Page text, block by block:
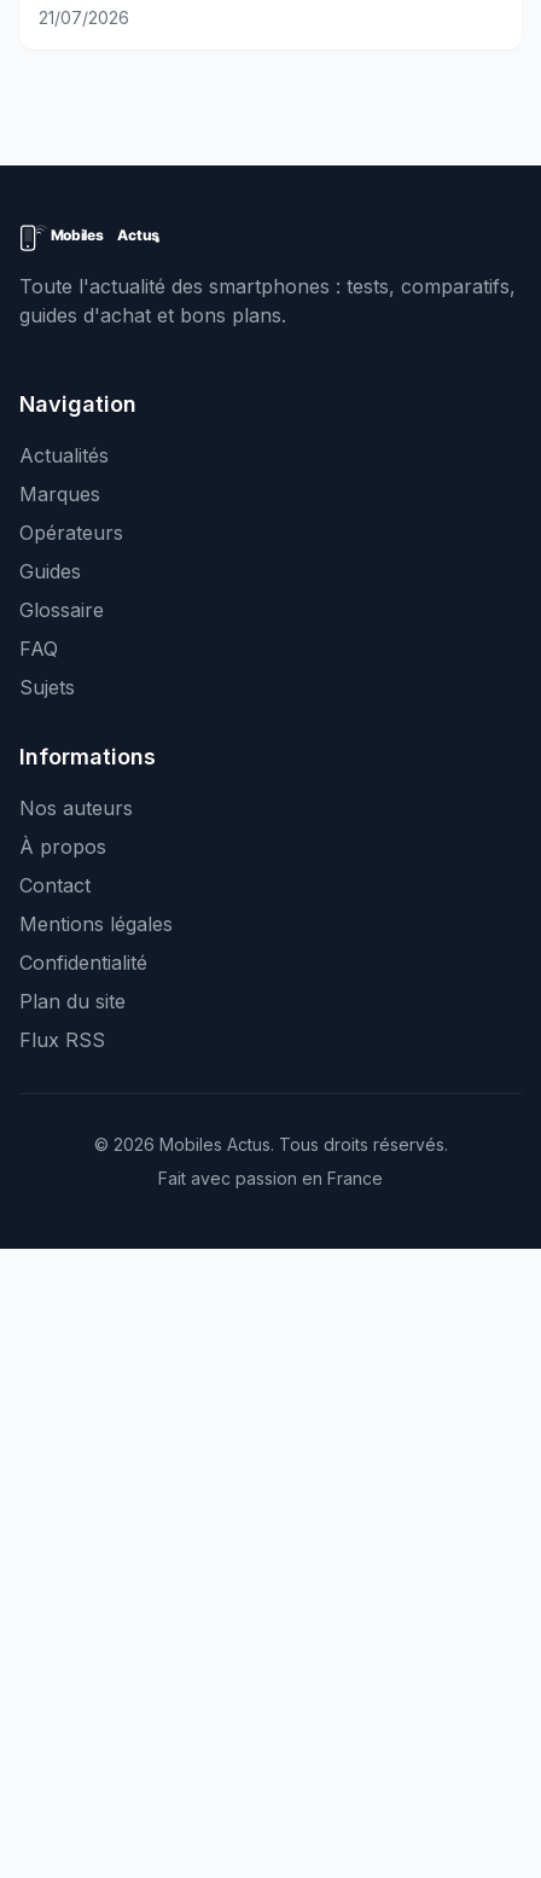
21/07/2026
Toute l'actualité des smartphones : tests, comparatifs,
guides d'achat et bons plans.
Navigation
Actualités
Marques
Opérateurs
Guides
Glossaire
FAQ
Sujets
Informations
Nos auteurs
À propos
Contact
Mentions légales
Confidentialité
Plan du site
Flux RSS
© 2026 Mobiles Actus. Tous droits réservés.
Fait avec passion en France